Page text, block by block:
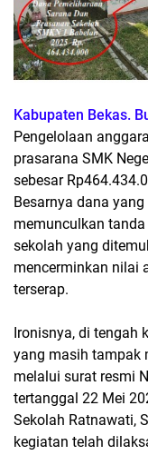
Kabupaten Bekas.
Pengelolaan
prasarana SMK
sebesar
Besarnya dana
memunculkan
sekolah yang
mencerminkan nilai
terserap.
Ironisnya, di tengah
yang masih tampak
melalui surat resmi
tertanggal 22 Mei
Sekolah Ratnawati,
kegiatan telah